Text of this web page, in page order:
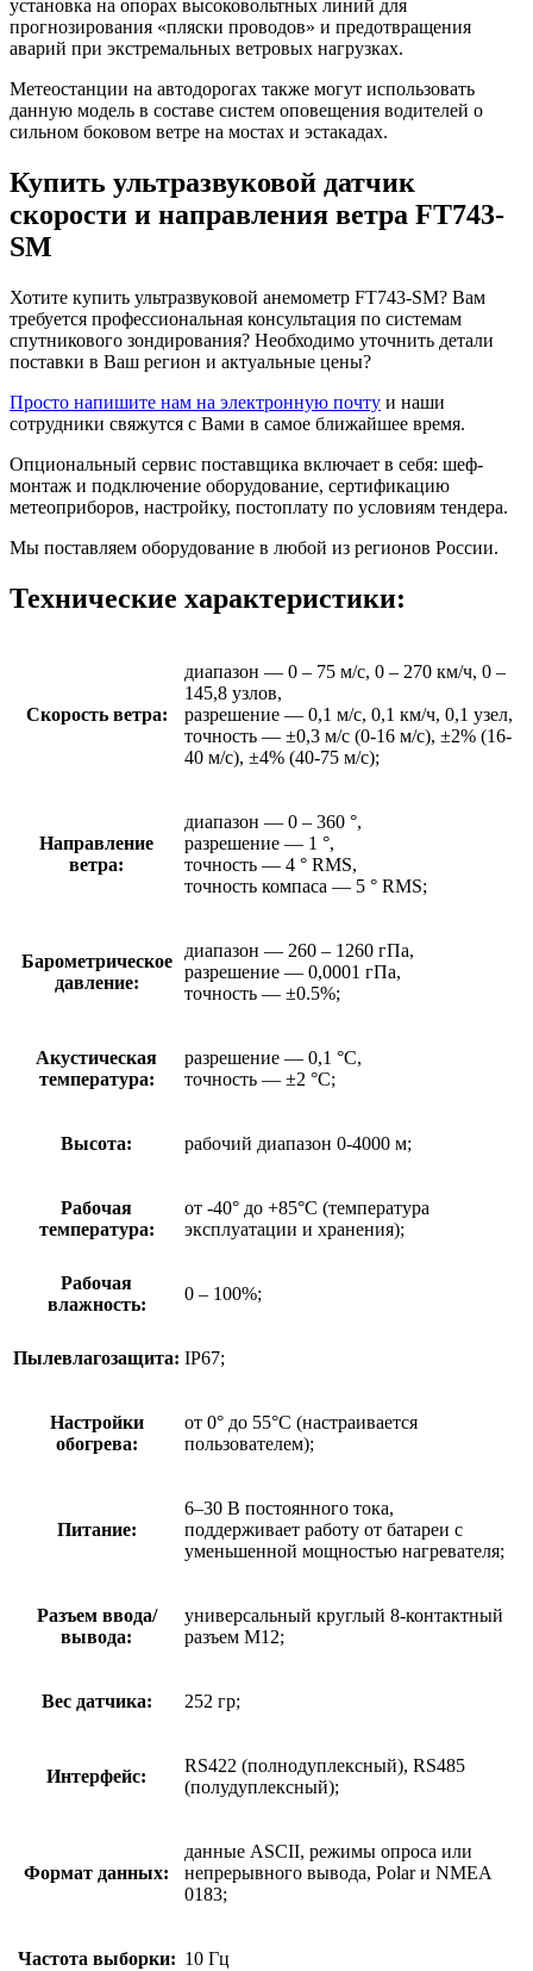
установка на опорах высоковольтных линий для
прогнозирования «пляски проводов» и предотвращения
аварий при экстремальных ветровых нагрузках.
Метеостанции на автодорогах также могут использовать
данную модель в составе систем оповещения водителей о
сильном боковом ветре на мостах и эстакадах.
Купить ультразвуковой датчик
скорости и направления ветра FT743-
SM
Хотите купить ультразвуковой анемометр FT743-SM? Вам
требуется профессиональная консультация по системам
спутникового зондирования? Необходимо уточнить детали
поставки в Ваш регион и актуальные цены?
Просто напишите нам на электронную почту и наши
сотрудники свяжутся с Вами в самое ближайшее время.
Опциональный сервис поставщика включает в себя: шеф-
монтаж и подключение оборудование, сертификацию
метеоприборов, настройку, постоплату по условиям тендера.
Мы поставляем оборудование в любой из регионов России.
Технические характеристики:
Скорость ветра:
диапазон — 0 – 75 м/с, 0 – 270 км/ч, 0 –
145,8 узлов,
разрешение — 0,1 м/с, 0,1 км/ч, 0,1 узел,
точность — ±0,3 м/с (0-16 м/с), ±2% (16-
40 м/с), ±4% (40-75 м/с);
Направление
ветра:
диапазон — 0 – 360 °,
разрешение — 1 °,
точность — 4 ° RMS,
точность компаса — 5 ° RMS;
Барометрическое
давление:
диапазон — 260 – 1260 гПа,
разрешение — 0,0001 гПа,
точность — ±0.5%;
Акустическая
температура:
разрешение — 0,1 °C,
точность — ±2 °C;
Высота: рабочий диапазон 0-4000 м;
Рабочая
температура:
от -40° до +85°C (температура
эксплуатации и хранения);
Рабочая
влажность:
0 – 100%;
Пылевлагозащита: IP67;
Настройки
обогрева:
от 0° до 55°C (настраивается
пользователем);
Питание:
6–30 В постоянного тока,
поддерживает работу от батареи с
уменьшенной мощностью нагревателя;
Разъем ввода/
вывода:
универсальный круглый 8-контактный
разъем M12;
Вес датчика: 252 гр;
Интерфейс:
RS422 (полнодуплексный), RS485
(полудуплексный);
Формат данных:
данные ASCII, режимы опроса или
непрерывного вывода, Polar и NMEA
0183;
Частота выборки: 10 Гц